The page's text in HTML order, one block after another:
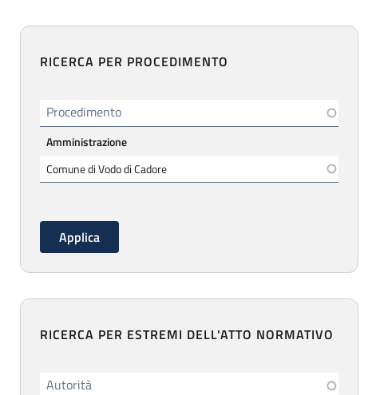
RICERCA PER PROCEDIMENTO
Procedimento
Amministrazione
RICERCA PER ESTREMI DELL'ATTO NORMATIVO
Autorità